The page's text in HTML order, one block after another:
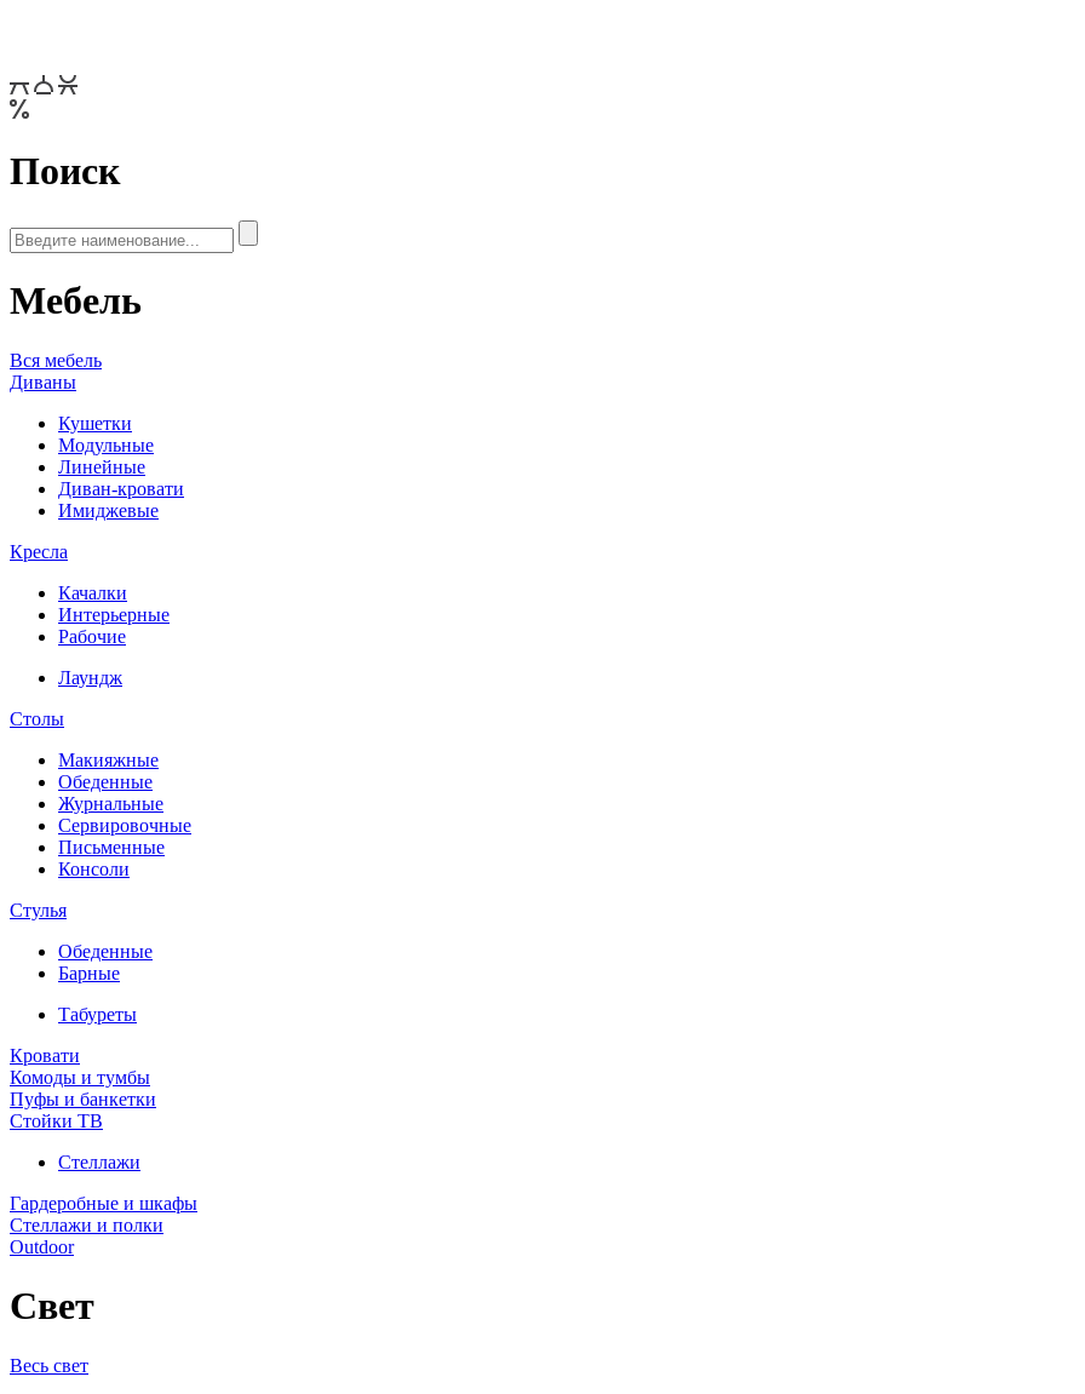
Поиск
Мебель
Вся мебель
Диваны
Кушетки
Модульные
Линейные
Диван-кровати
Имиджевые
Кресла
Качалки
Интерьерные
Рабочие
Лаундж
Столы
Макияжные
Обеденные
Журнальные
Сервировочные
Письменные
Консоли
Стулья
Обеденные
Барные
Табуреты
Кровати
Комоды и тумбы
Пуфы и банкетки
Стойки ТВ
Стеллажи
Гардеробные и шкафы
Стеллажи и полки
Outdoor
Свет
Весь свет